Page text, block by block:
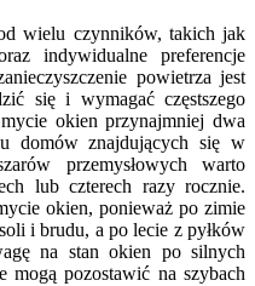
wielu czynników, takich jak
indywidualne preferencje
powietrza jest
się i wymagać częstszego
okien przynajmniej dwa
domów znajdujących się w
przemysłowych warto
lub czterech razy rocznie.
okien, ponieważ po zimie
i brudu, a po lecie z pyłków
na stan okien po silnych
mogą pozostawić na szybach